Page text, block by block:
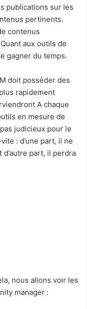
publications sur les
pertinents.
contenus
aux outils de
gagner du temps.
doit posséder des
rapidement
A chaque
en mesure de
judicieux pour le
: d’une part, il ne
part, il perdra
nous allons voir les
manager :